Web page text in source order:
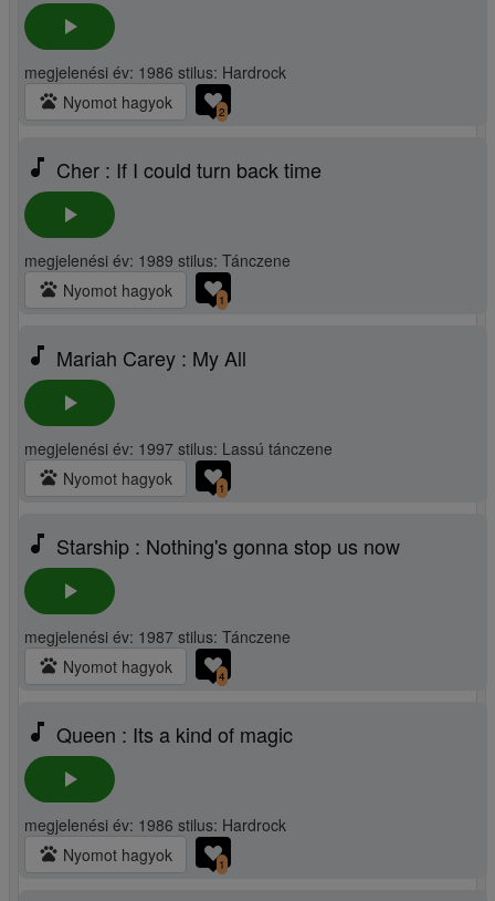
play_arrow
megjelenési év: 1986 stilus: Hardrock
pets Nyomot hagyok 2
music_note Cher : If I could turn back time
play_arrow
megjelenési év: 1989 stilus: Tánczene
pets Nyomot hagyok 1
music_note Mariah Carey : My All
play_arrow
megjelenési év: 1997 stilus: Lassú tánczene
pets Nyomot hagyok 1
music_note Starship : Nothing's gonna stop us now
play_arrow
megjelenési év: 1987 stilus: Tánczene
pets Nyomot hagyok 4
music_note Queen : Its a kind of magic
play_arrow
megjelenési év: 1986 stilus: Hardrock
pets Nyomot hagyok 1